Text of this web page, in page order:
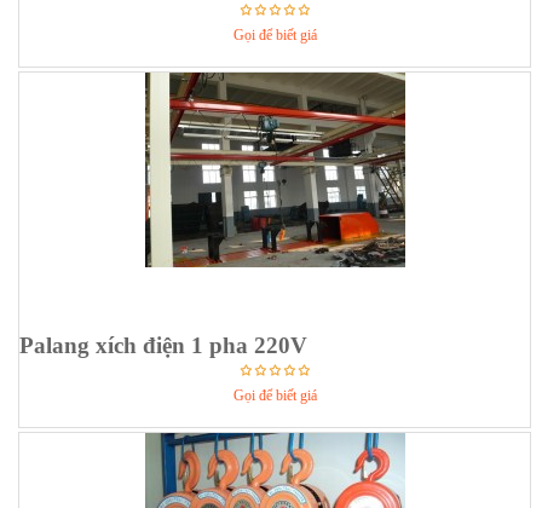
Gọi để biết giá
Palang xích điện 1 pha 220V
Gọi để biết giá